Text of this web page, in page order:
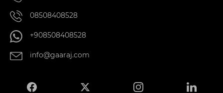
08508408528
+908508408528
info@gaaraj.com